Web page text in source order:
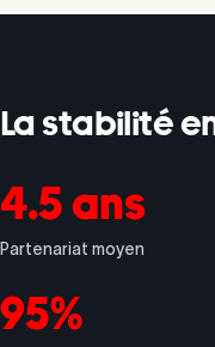
La stabilité
4.5 ans
Partenariat moyen
95%